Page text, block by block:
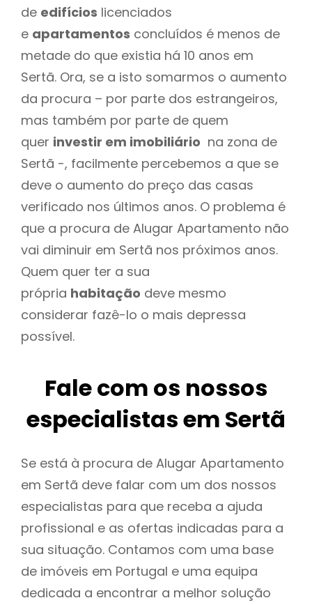
de edifícios licenciados
e apartamentos concluídos é menos de
metade do que existia há 10 anos em
Sertã. Ora, se a isto somarmos o aumento
da procura – por parte dos estrangeiros,
mas também por parte de quem
quer investir em imobiliário na zona de
Sertã -, facilmente percebemos a que se
deve o aumento do preço das casas
verificado nos últimos anos. O problema é
que a procura de Alugar Apartamento não
vai diminuir em Sertã nos próximos anos.
Quem quer ter a sua
própria habitação deve mesmo
considerar fazê-lo o mais depressa
possível.
Fale com os nossos
especialistas em Sertã
Se está à procura de Alugar Apartamento
em Sertã deve falar com um dos nossos
especialistas para que receba a ajuda
profissional e as ofertas indicadas para a
sua situação. Contamos com uma base
de imóveis em Portugal e uma equipa
dedicada a encontrar a melhor solução